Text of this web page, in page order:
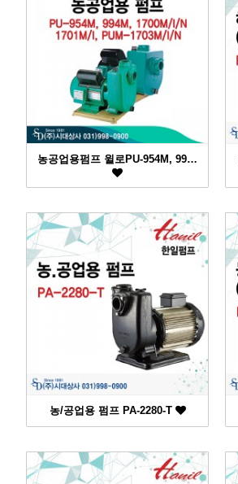
농공업용펌프 윌로PU-954M, 99…
농/공업용 펌프 PA-2280-T